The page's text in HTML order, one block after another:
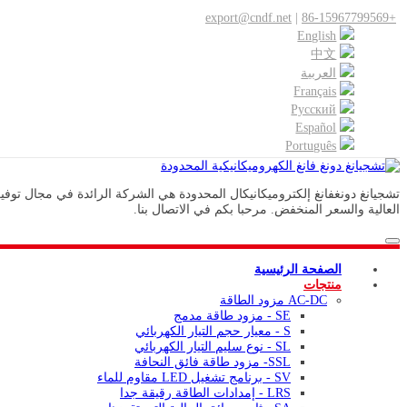
+86-15967799569
export@cndf.net
English
中文
العربية
Français
Pусский
Español
Português
العالية والسعر المنخفض. مرحبا بكم في الاتصال بنا.
الصفحة الرئيسية
منتجات
AC-DC مزود الطاقة
SE - مزود طاقة مدمج
S - معيار حجم التيار الكهربائي
SL - نوع سليم التيار الكهربائي
SSL- مزود طاقة فائق النحافة
SV - برنامج تشغيل LED مقاوم للماء
LRS - إمدادات الطاقة رقيقة جدا